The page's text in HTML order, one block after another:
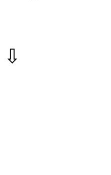
⇩